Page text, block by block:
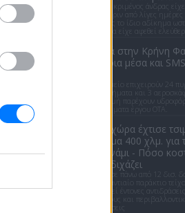
Ο συγκεκριμένος άνδρας
μόλις πριν από λίγες ημέρες
ακριβώς το ίδιο αδίκημα
συνέχεια είχε αφεθεί
Φωτιά στην Κρήνη
Εναέρια μέσα και
Στο σημείο επιχειρούν 24
με 8 οχήματα και 3
συνδρομή παρέχουν
μηχανήματα έργου ΟΤΑ.
Ποια χώρα έχτισε
φράγμα 400 χλμ. για
τσουνάμι - Πόσο
γιατί διχάζει
Επένδυσε πάνω από 12 δισ.
ένα γιγαντιαίο παράκτιο
προκαλεί έντονες
κατοίκους και
οργανώσεις